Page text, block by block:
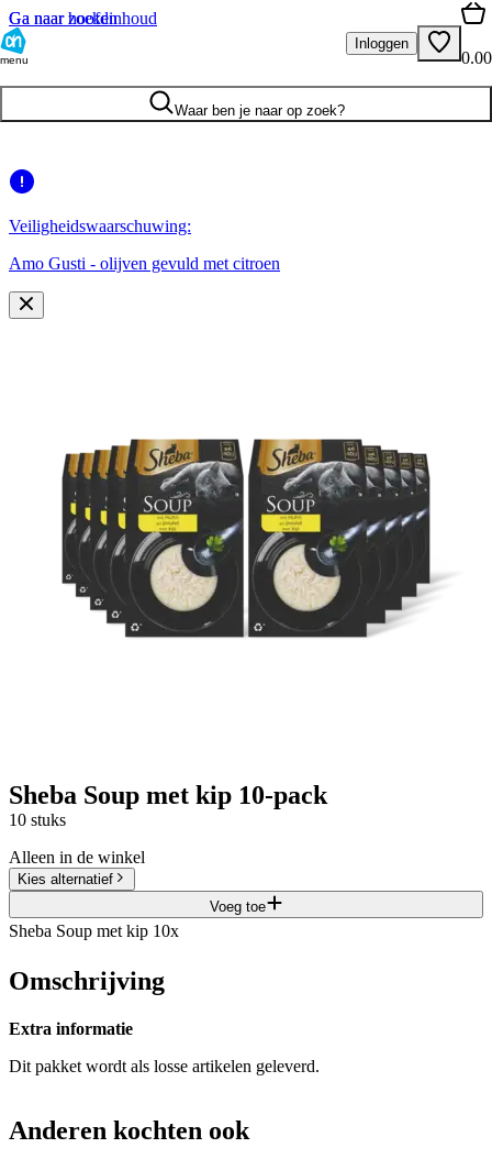
Ga naar hoofdinhoud
Ga naar zoeken
menu
Inloggen
0.00
Waar ben je naar op zoek?
Veiligheidswaarschuwing:
Amo Gusti - olijven gevuld met citroen
Sheba Soup met kip 10-pack
10 stuks
Alleen in de winkel
Kies alternatief
Voeg toe
Sheba Soup met kip 10x
Omschrijving
Extra informatie
Dit pakket wordt als losse artikelen geleverd.
Anderen kochten ook